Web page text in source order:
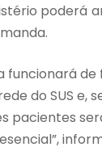
poderá
funcionará
do SUS e,
pacientes